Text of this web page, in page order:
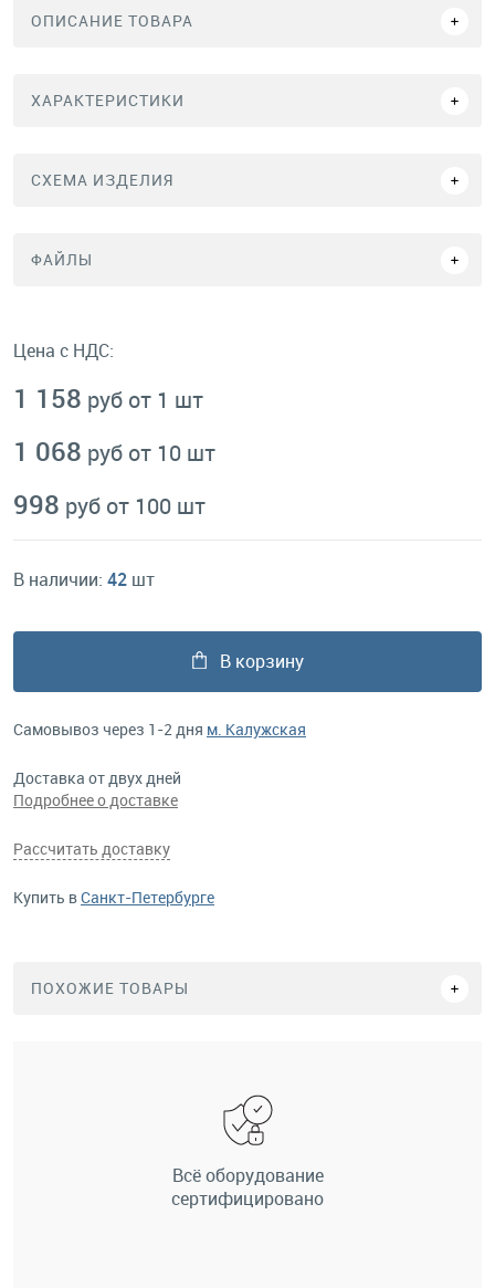
ОПИСАНИЕ ТОВАРА
ХАРАКТЕРИСТИКИ
СХЕМА ИЗДЕЛИЯ
ФАЙЛЫ
Цена с НДС:
1 158 руб от 1 шт
1 068 руб от 10 шт
998 руб от 100 шт
В наличии: 42 шт
В корзину
Самовывоз через 1-2 дня м. Калужская
Доставка от двух дней
Подробнее о доставке
Рассчитать доставку
Купить вСанкт-Петербурге
ПОХОЖИЕ ТОВАРЫ
Всё оборудование
сертифицировано